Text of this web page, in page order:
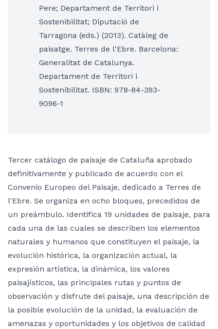
Pere; Departament de Territori i
Sostenibilitat; Diputació de
Tarragona (eds.) (2013). Catàleg de
paisatge. Terres de l'Ebre. Barcelona:
Generalitat de Catalunya.
Departament de Territori i
Sostenibilitat. ISBN: 978-84-393-
9096-1
Tercer catálogo de paisaje de Cataluña aprobado
definitivamente y publicado de acuerdo con el
Convenio Europeo del Paisaje, dedicado a Terres de
l'Ebre. Se organiza en ocho bloques, precedidos de
un preámbulo. Identifica 19 unidades de paisaje, para
cada una de las cuales se describen los elementos
naturales y humanos que constituyen el paisaje, la
evolución histórica, la organización actual, la
expresión artística, la dinámica, los valores
paisajísticos, las principales rutas y puntos de
observación y disfrute del paisaje, una descripción de
la posible evolución de la unidad, la evaluación de
amenazas y oportunidades y los objetivos de calidad